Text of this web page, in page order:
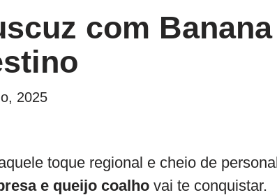
com
2025
toque regional e cheio de
e queijo coalho vai te conquistar.